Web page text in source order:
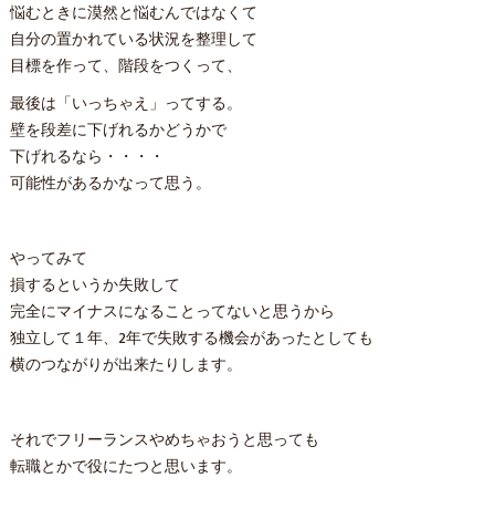
悩むときに漠然と悩むんではなくて
自分の置かれている状況を整理して
目標を作って、階段をつくって、
最後は「いっちゃえ」ってする。
壁を段差に下げれるかどうかで
下げれるなら・・・・
可能性があるかなって思う。
やってみて
損するというか失敗して
完全にマイナスになることってないと思うから
独立して１年、2年で失敗する機会があったとしても
横のつながりが出来たりします。
それでフリーランスやめちゃおうと思っても
転職とかで役にたつと思います。